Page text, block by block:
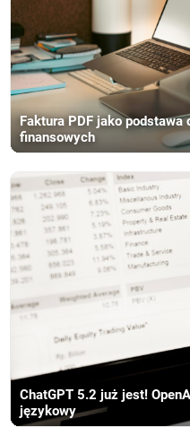
Faktura PDF jako
finansowych
ChatGPT 5.2 już jest!
językowy